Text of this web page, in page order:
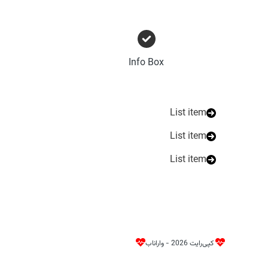
Info Box
List item
List item
List item
کپی‌رایت 2026 - واراناب